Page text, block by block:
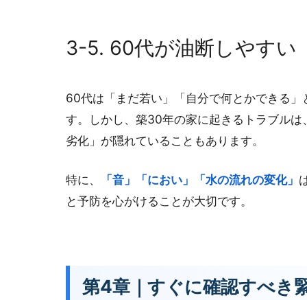
3-5. 60代が油断しやすい
60代は「まだ若い」「自分で何とかできる
す。しかし、築30年の家に起きるトラブル
劣化」が隠れていることもあります。
特に、 「音」「におい」「水の流れの変化」
と予防を心がけることが大切です。
第4章｜すぐに確認すべき